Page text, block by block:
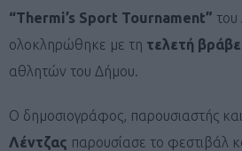
“Thermi’s Sport Tournament”
ολοκληρώθηκε με τη τελετή
αθλητών του Δήμου.
Ο δημοσιογράφος, παρουσιαστής
Λέντζας παρουσίασε το φεστιβάλ